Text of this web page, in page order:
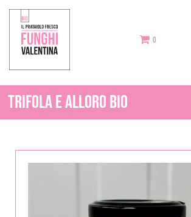
0
Trifola e Alloro BIO